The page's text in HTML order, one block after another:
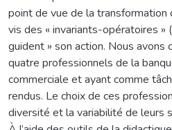
point de vue de la transformation
vis des « invariants-opératoires »
guident » son action. Nous avons
quatre professionnels de la
commerciale et ayant comme
rendus. Le choix de ces
diversité et la variabilité de leurs